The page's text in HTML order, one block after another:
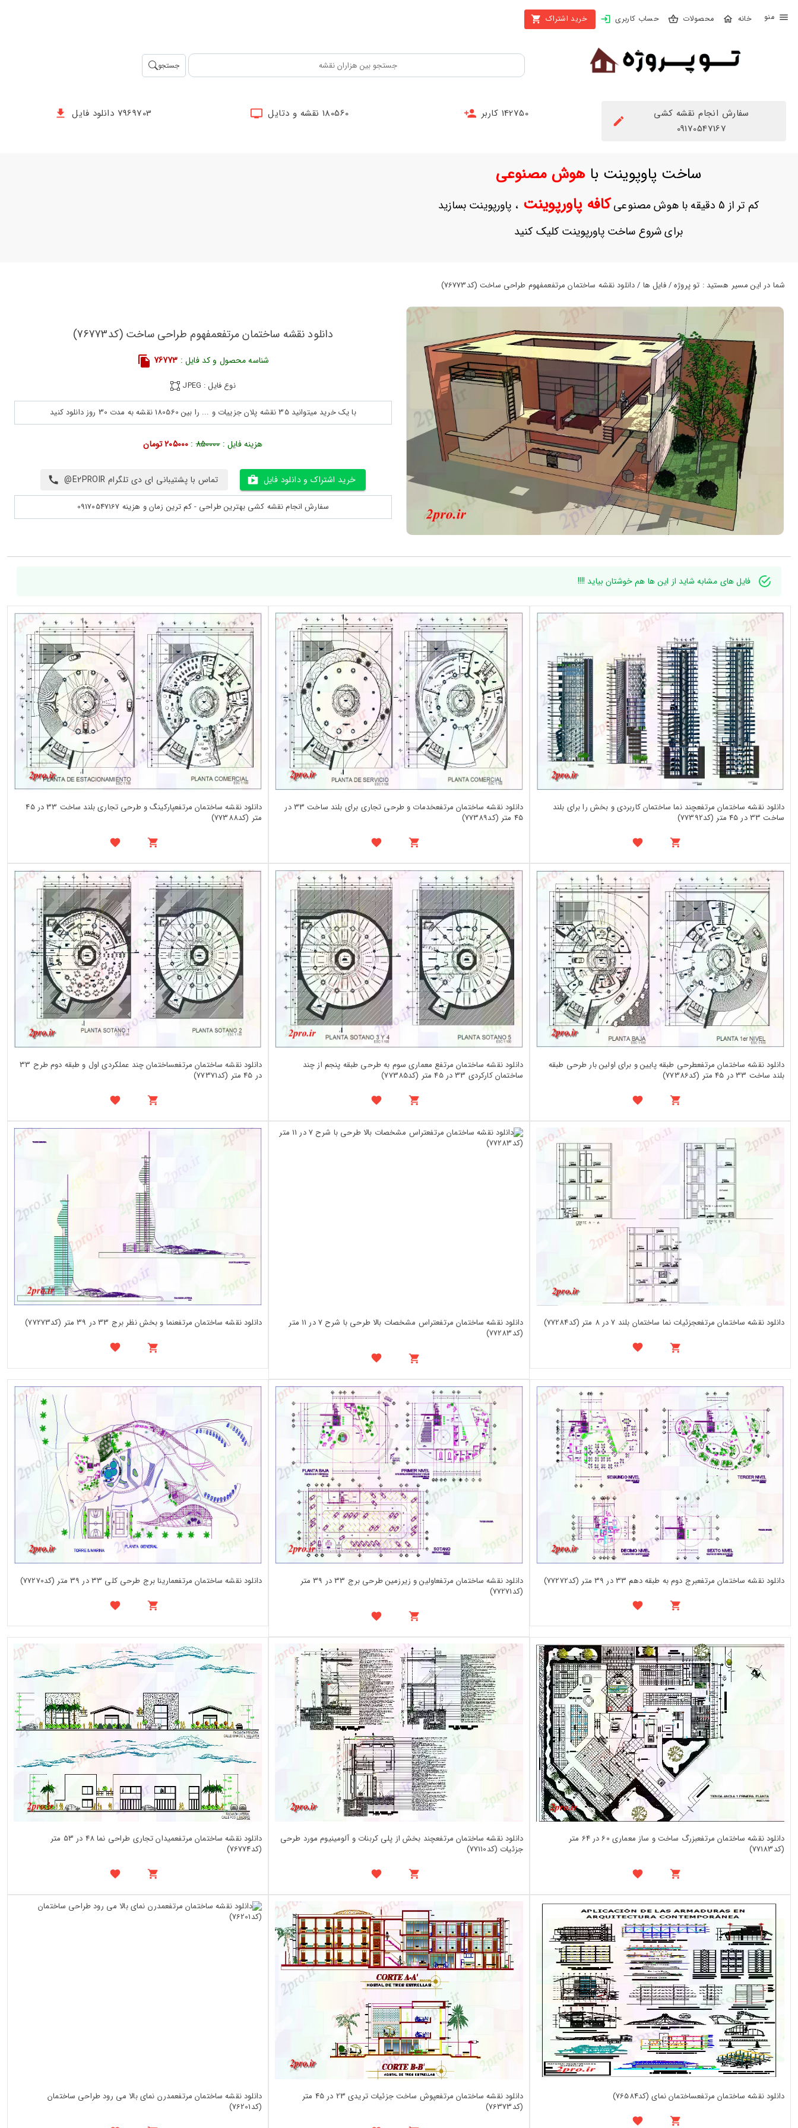
محصولات حساب کاربری خرید اشتراک
بستن
محصولات
حساب
کاربری
نام
بازیابی
رمز
عبور
علاقه
مندی
جستجو
سفارش انجام نقشه کشی
09170547167
142750 کاربر 180560 نقشه و دتایل 7969703 دانلود فایل
ساخت پاوپوینت باهوش مصنوعی
کم تر از 5 دقیقه با هوش مصنوعی کافه پاورپوینت، پاورپوینت بسازید
برای شروع ساخت پاورپوینت کلیک کنید
شما در این مسیر هستید : تو پروژه / فایل ها / دانلود نقشه ساختمان مرتفعمفهوم طراحی ساخت (کد76773)
دانلود نقشه ساختمان مرتفعمفهوم طراحی ساخت (کد76773)
شناسه محصول و کد فایل : 76773
نوع فایل : JPEG
با یک خرید میتوانید 35 نقشه پلان جزییات و ... را بین 180560 نقشه به مدت 30 روز دانلود کنید
هزینه فایل :850000
: 205000 تومان
خرید اشتراک و دانلود فایل تماس با پشتیبانی ای دی تلگرام E2PROIR@
سفارش انجام نقشه کشی بهترین طراحی - کم ترین زمان و هزینه 09170547167
فایل های مشابه شاید از این ها هم خوشتان بیاید !!!!
دانلود نقشه ساختمان مرتفعچند نما ساختمان کاربردی و بخش را برای بلند
ساخت 33 در 45 متر (کد77392)
دانلود نقشه ساختمان مرتفعخدمات و طرحی تجاری برای بلند ساخت 33 در
45 متر (کد77389)
دانلود نقشه ساختمان مرتفعپارکینگ و طرحی تجاری بلند ساخت 33 در 45
متر (کد77388)
دانلود نقشه ساختمان مرتفعطرحی طبقه پایین و برای اولین بار طرحی طبقه
بلند ساخت 33 در 45 متر (کد77386)
دانلود نقشه ساختمان مرتفع معماری سوم به طرحی طبقه پنجم از چند
ساختمان کارکردی 33 در 45 متر (کد77385)
دانلود نقشه ساختمان مرتفعساختمان چند عملکردی اول و طبقه دوم طرح 33
در 45 متر (کد77371)
دانلود نقشه ساختمان مرتفعجزئیات نما ساختمان بلند 7 در 8 متر (کد77284)
دانلود نقشه ساختمان مرتفعتراس مشخصات بالا طرحی با شرح 7 در 11 متر
(کد77283)
دانلود نقشه ساختمان مرتفعنما و بخش نظر برج 33 در 39 متر (کد77273)
دانلود نقشه ساختمان مرتفعبرج دوم به طبقه دهم 33 در 39 متر (کد77272)
دانلود نقشه ساختمان مرتفعاولین و زیرزمین طرحی برج 33 در 39 متر
(کد77271)
دانلود نقشه ساختمان مرتفعمارینا برج طرحی کلی 33 در 39 متر (کد77270)
دانلود نقشه ساختمان مرتفعبزرگ ساخت و ساز معماری 60 در 64 متر
(کد77183)
دانلود نقشه ساختمان مرتفعچند بخش از پلی کربنات و آلومینیوم مورد طرحی
جزئیات (کد77110)
دانلود نقشه ساختمان مرتفعمیدان تجاری طراحی نما 48 در 53 متر
(کد76774)
دانلود نقشه ساختمان مرتفعساختمان نمای (کد76584)
دانلود نقشه ساختمان مرتفعپوش ساخت جزئیات تریدی 23 در 45 متر
(کد76373)
دانلود نقشه ساختمان مرتفعمدرن نمای بالا می رود طراحی ساختمان
(کد76201)